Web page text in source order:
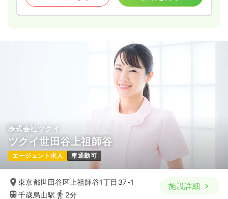
株式会社ツクイ
ツクイ世田谷上祖師谷
エージェント求人 車通勤可
東京都世田谷区上祖師谷1丁目37-1
千歳烏山駅
2分
施設詳細